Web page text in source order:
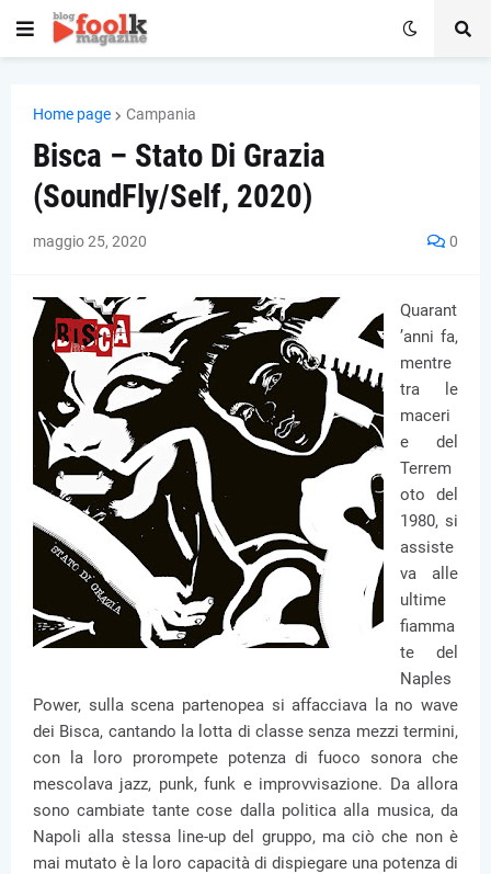
Home page Campania
Bisca – Stato Di Grazia
(SoundFly/Self, 2020)
maggio 25, 2020 0
Quarant
’anni fa,
mentre
tra le
maceri
e del
Terrem
oto del
1980, si
assiste
va alle
ultime
fiamma
te del
Naples
Power, sulla scena partenopea si affacciava la no wave
dei Bisca, cantando la lotta di classe senza mezzi termini,
con la loro prorompete potenza di fuoco sonora che
mescolava jazz, punk, funk e improvvisazione. Da allora
sono cambiate tante cose dalla politica alla musica, da
Napoli alla stessa line-up del gruppo, ma ciò che non è
mai mutato è la loro capacità di dispiegare una potenza di